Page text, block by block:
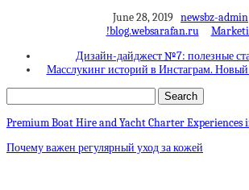
June 28, 2019 newsbz-admin
!blog.websarafan.ru
Дизайн-дайджест №7: полезные
Масслукинг историй в Инстаграм.
Premium Boat Hire and Yacht Charter Experiences
Почему важен регулярный уход за кожей